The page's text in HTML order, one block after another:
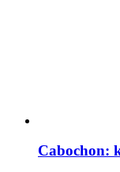
Cabochon: